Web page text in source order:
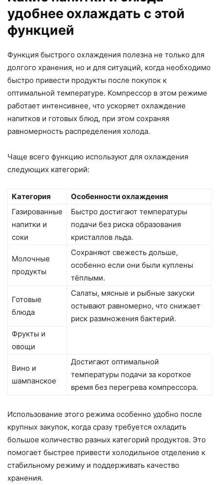
удобнее охлаждать с этой
функцией
Функция быстрого охлаждения полезна не только для
долгого хранения, но и для ситуаций, когда необходимо
быстро привести продукты после покупок к
оптимальной температуре. Компрессор в этом режиме
работает интенсивнее, что ускоряет охлаждение
напитков и готовых блюд, при этом сохраняя
равномерность распределения холода.
Чаще всего функцию используют для охлаждения
следующих категорий:
Категория
Особенности охлаждения
Газированные
напитки и
соки
Быстро достигают температуры
подачи без риска образования
кристаллов льда.
Молочные
продукты
Сохраняют свежесть дольше,
особенно если они были куплены
тёплыми.
Готовые
блюда
Салаты, мясные и рыбные закуски
остывают равномерно, что снижает
риск размножения бактерий.
Фрукты и
овощи
Вино и
шампанское
Достигают оптимальной
температуры подачи за короткое
время без перегрева компрессора.
Использование этого режима особенно удобно после
крупных закупок, когда сразу требуется охладить
большое количество разных категорий продуктов. Это
помогает быстрее привести холодильное отделение к
стабильному режиму и поддерживать качество
хранения.